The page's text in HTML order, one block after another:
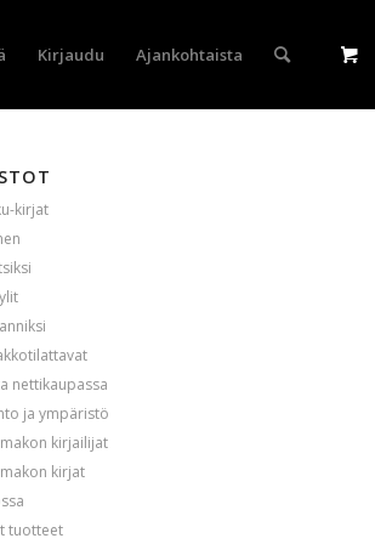
Kirjaudu Ajankohtaista
kirjat
nettikaupassa
ja ympäristö
kirjailijat
kirjat
tuotteet